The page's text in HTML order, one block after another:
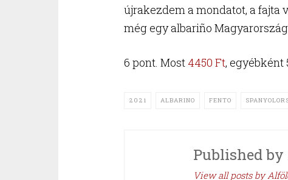
újrakezdem a mondatot, a fajta
még egy albariño
6 pont. Most 4450 Ft, egyébként
2021 ALBARINO FENTO
Published by
View all posts by